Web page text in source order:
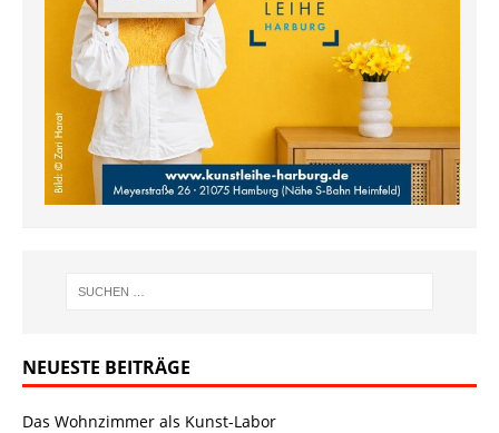
NEUESTE BEITRÄGE
Das Wohnzimmer als Kunst-Labor